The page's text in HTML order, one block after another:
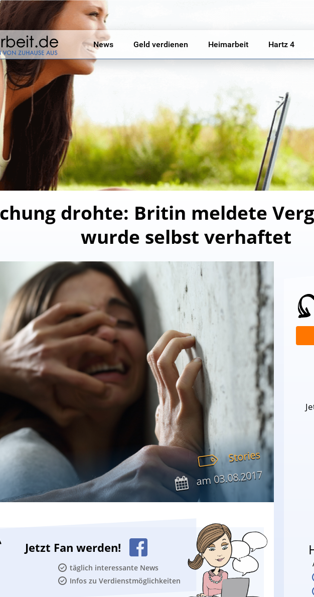
News Geld verdienen Heimarbeit Hartz 4
drohte: Britin meldete
wurde selbst verhaftet
Stories
am03.08.2017
Jetzt Fan werden!
täglich interessante News
Infos zu Verdienstmöglichkeiten